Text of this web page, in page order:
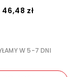
46,48 zł
W 5-7 DNI